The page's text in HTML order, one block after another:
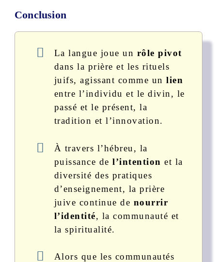
Conclusion
La langue joue un rôle pivot
dans la prière et les rituels
juifs, agissant comme un lien
entre l’individu et le divin, le
passé et le présent, la
tradition et l’innovation.
À travers l’hébreu, la
puissance de l’intention et la
diversité des pratiques
d’enseignement, la prière
juive continue de nourrir
l’identité, la communauté et
la spiritualité.
Alors que les communautés